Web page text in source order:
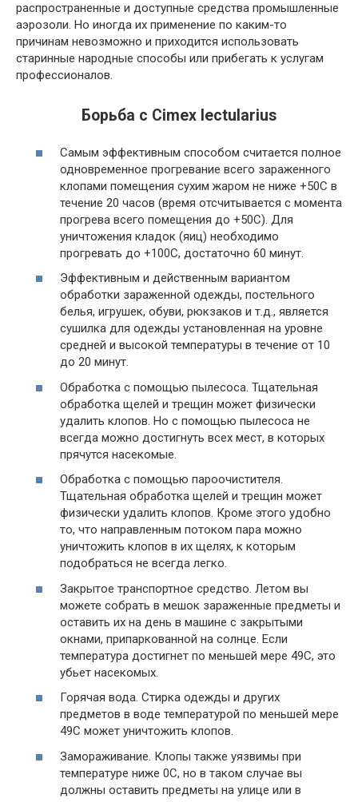
распространенные и доступные средства промышленные
аэрозоли. Но иногда их применение по каким-то
причинам невозможно и приходится использовать
старинные народные способы или прибегать к услугам
профессионалов.
Борьба с Cimex lectularius
Самым эффективным способом считается полное
одновременное прогревание всего зараженного
клопами помещения сухим жаром не ниже +50С в
течение 20 часов (время отсчитывается с момента
прогрева всего помещения до +50С). Для
уничтожения кладок (яиц) необходимо
прогревать до +100С, достаточно 60 минут.
Эффективным и действенным вариантом
обработки зараженной одежды, постельного
белья, игрушек, обуви, рюкзаков и т.д., является
сушилка для одежды установленная на уровне
средней и высокой температуры в течение от 10
до 20 минут.
Обработка с помощью пылесоса. Тщательная
обработка щелей и трещин может физически
удалить клопов. Но с помощью пылесоса не
всегда можно достигнуть всех мест, в которых
прячутся насекомые.
Обработка с помощью пароочистителя.
Тщательная обработка щелей и трещин может
физически удалить клопов. Кроме этого удобно
то, что направленным потоком пара можно
уничтожить клопов в их щелях, к которым
подобраться не всегда легко.
Закрытое транспортное средство. Летом вы
можете собрать в мешок зараженные предметы и
оставить их на день в машине с закрытыми
окнами, припаркованной на солнце. Если
температура достигнет по меньшей мере 49C, это
убьет насекомых.
Горячая вода. Стирка одежды и других
предметов в воде температурой по меньшей мере
49C может уничтожить клопов.
Замораживание. Клопы также уязвимы при
температуре ниже 0C, но в таком случае вы
должны оставить предметы на улице или в